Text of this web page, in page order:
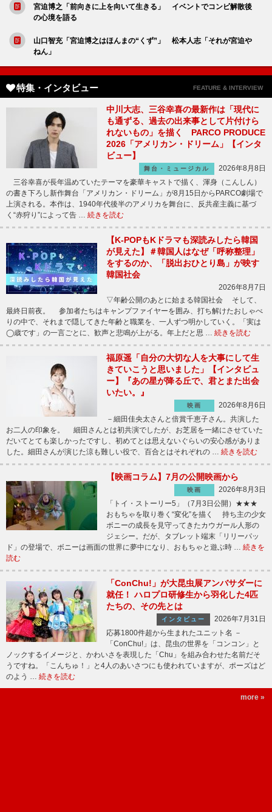
宮迫博之「前向きに上を向いて生きる」 イベントでコンビ解散後
の心境を語る
山口智充「宮迫博之はほんまの“くず”」 松本人志「それが宮迫や
ねん」
特集・インタビュー FEATURE & INTERVIEW
中川大志、三谷幸喜の最新作は「現代に
も通ずる、過去の出来事として片付けら
れないもの」を描く PARCO PRODUCE
2026「アメリカン・ドリーム」【インタ
ビュー】
舞台・ミュージカル
2026年8月8日
三谷幸喜が長年温めていたテーマを豪華キャストで描く、渾身（こんしん）
の書き下ろし新作舞台「アメリカン・ドリーム」が8月15日からPARCO劇場で
上演される。本作は、1940年代後半のアメリカを舞台に、反共産主義に基づ
く“赤狩り”によって告 … 続きを読む
【K-POPもKドラマも深読みしたら韓国
が見えた】＃韓国人はなぜ「呼称整理」
をするのか、「脱出おひとり島」が映す
韓国社会
2026年8月7日
▽年齢公開のあとに始まる韓国社会 そして、
最終日前夜。 参加者たちはキャンプファイヤーを囲み、打ち解けたおしゃべ
りの中で、それまで隠してきた年齢と職業を、一人ずつ明かしていく。「実は
◯歳です」の一言ごとに、歓声と悲鳴が上がる。年上だと思 … 続きを読む
福原遥「自分の大切な人を大事にして生
きていこうと思いました」【インタビュ
ー】『あの星が降る丘で、君とまた出会
いたい。』
映画
2026年8月6日
－細田佳央太さんと倍賞千恵子さん。共演した
お二人の印象を。 細田さんとは初共演でしたが、お芝居を一緒にさせていた
だいてとても楽しかったですし、初めてとは思えないぐらいの安心感がありま
した。細田さんが演じた涼も難しい役で、百合とはそれぞれの … 続きを読む
【映画コラム】7月の公開映画から
映画
2026年8月3日
「トイ・ストーリー5」（7月3日公開）★★★
おもちゃを取り巻く“変化”を描く 持ち主の少女
ボニーの成長を見守ってきたカウガール人形の
ジェシー。だが、タブレット端末「リリーパッ
ド」の登場で、ボニーは画面の世界に夢中になり、おもちゃと遊ぶ時 … 続きを
読む
「ConChu!」が大昆虫展アンバサダーに
就任！ ハロプロ研修生から羽化した4匹
たちの、その先とは
インタビュー
2026年7月31日
応募1800件超から生まれたユニット名 －
「ConChu!」は、昆虫の世界を「コンコン」と
ノックするイメージと、かわいさを表現した「Chu」を組み合わせた名前だそ
うですね。「こんちゅ！」と4人のあいさつにも使われていますが、ポーズはど
のよう … 続きを読む
more »